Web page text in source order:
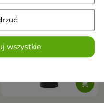
włosów, przywraca im
elastyczność, blask oraz

favorite_border
wszystkie